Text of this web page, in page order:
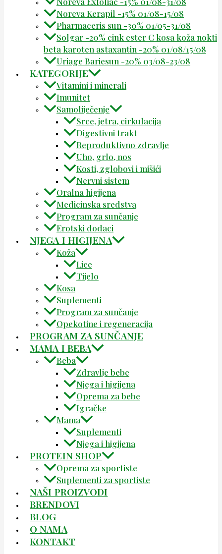
Noreva Kerapil -15% 01/08-15/08
Pharmaceris sun -30% 01/05-31/08
Solgar -20% cink ester C kosa koža nokti
beta karoten astaxantin -20% 01/08/15/08
Uriage Bariesun -20% 03/08-23/08
KATEGORIJE
Vitamini i minerali
Imunitet
Samoliječenje
Srce, jetra, cirkulacija
Digestivni trakt
Reproduktivno zdravlje
Uho, grlo, nos
Kosti, zglobovi i mišići
Nervni sistem
Oralna higijena
Medicinska sredstva
Program za sunčanje
Erotski dodaci
NJEGA I HIGIJENA
Koža
Lice
Tijelo
Kosa
Suplementi
Program za sunčanje
Opekotine i regeneracija
PROGRAM ZA SUNČANJE
MAMA I BEBA
Beba
Zdravlje bebe
Njega i higijena
Oprema za bebe
Igračke
Mama
Suplementi
Njega i higijena
PROTEIN SHOP
Oprema za sportiste
Suplementi za sportiste
NAŠI PROIZVODI
BRENDOVI
BLOG
O NAMA
KONTAKT